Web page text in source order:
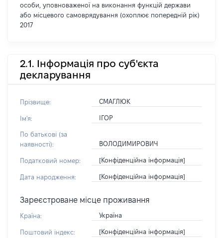
особи, уповноваженої на виконання функцій держави
або місцевого самоврядування (охоплює попередній рік)
2017
2.1. Інформація про суб'єкта
декларування
Прізвище: СМАГЛЮК
Ім'я: ІГОР
По батькові (за
наявності):
ВОЛОДИМИРОВИЧ
Податковий номер: [Конфіденційна інформація]
Дата народження: [Конфіденційна інформація]
Зареєстроване місце проживання
Країна: Україна
Поштовий індекс: [Конфіденційна інформація]